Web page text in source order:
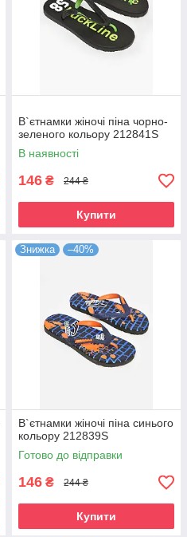
В`єтнамки жіночі піна чорно-
зеленого кольору 212841S
В наявності
146 ₴ 244 ₴
Купити
Знижка –40%
В`єтнамки жіночі піна синього
кольору 212839S
Готово до відправки
146 ₴ 244 ₴
Купити